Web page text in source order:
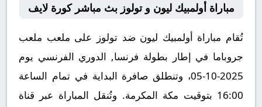
مباراة أولمبيك ليون و تولوز بث مباشر كورة لايف
تُقام مباراة أولمبيك ليون ضد تولوز على ملعب ملعب
جروباما في إطار بطولة فرنسا, الدوري الفرنسي يوم
2025-10-05، وتنطلق صافرة البداية في تمام الساعة
16:00 بتوقيت مكة المكرمة. وتُنقل المباراة عبر قناة